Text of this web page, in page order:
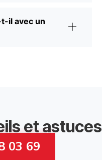
t-il avec un
et astuces
03 69